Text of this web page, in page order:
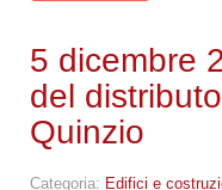
5 dicembre
del
Quinzio
Categoria: Edifici e